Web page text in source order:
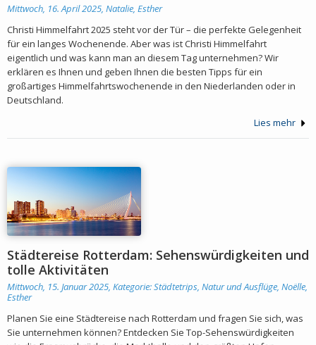
Mittwoch, 16. April 2025, Natalie, Esther
Christi Himmelfahrt 2025 steht vor der Tür – die perfekte Gelegenheit
für ein langes Wochenende. Aber was ist Christi Himmelfahrt
eigentlich und was kann man an diesem Tag unternehmen? Wir
erklären es Ihnen und geben Ihnen die besten Tipps für ein
großartiges Himmelfahrtswochenende in den Niederlanden oder in
Deutschland.
Lies mehr
Städtereise Rotterdam: Sehenswürdigkeiten und
tolle Aktivitäten
Mittwoch, 15. Januar 2025, Kategorie:Städtetrips, Natur und Ausflüge, Noëlle,
Esther
Planen Sie eine Städtereise nach Rotterdam und fragen Sie sich, was
Sie unternehmen können? Entdecken Sie Top-Sehenswürdigkeiten